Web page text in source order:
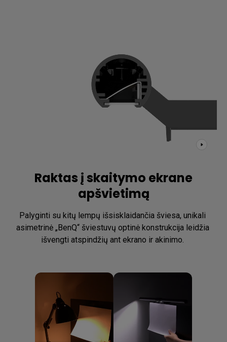
šviesumą.
Raktas į skaitymo ekrane
apšvietimą
Palyginti su kitų lempų išsisklaidančia šviesa, unikali
asimetrinė „BenQ“ šviestuvų optinė konstrukcija leidžia
išvengti atspindžių ant ekrano ir akinimo. ​